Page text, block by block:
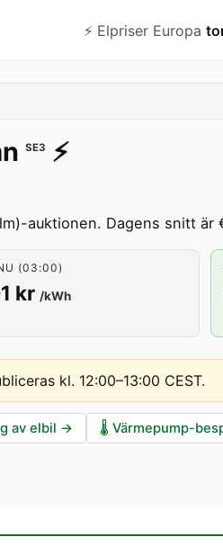
⚡️ Elpriser Europa
SE3 ⚡️
auktionen. Dagens snitt
(03:00)
kr /kWh
kl. 12:00–13:00 CEST.
av elbil → 🌡️ Värmepump-